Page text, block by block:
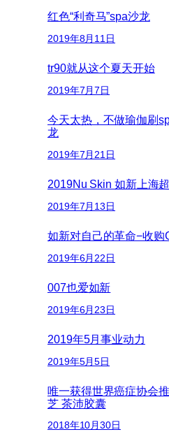
红色“利奇马”spa沙龙
2019年8月11日
tr90就从这个夏天开始
2019年7月7日
今天太热，不做瑜伽刷
龙
2019年7月21日
2019Nu Skin 如新上海
2019年7月13日
如新对自己的革命−收购
2019年6月22日
007也爱如新
2019年6月23日
2019年5月事业动力
2019年5月5日
唯一获得世界癌症协会
芝 茶沛胶囊
2018年10月30日